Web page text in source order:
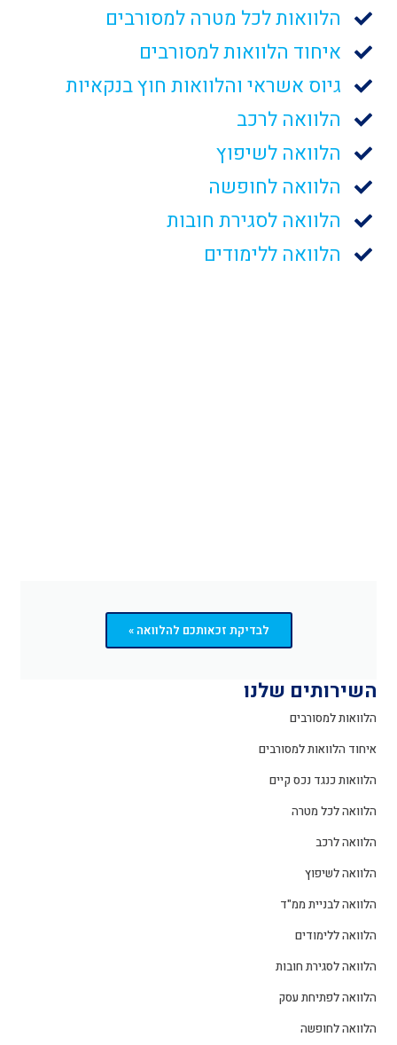
הלוואות לכל מטרה למסורבים
איחוד הלוואות למסורבים
גיוס אשראי והלוואות חוץ בנקאיות
הלוואה לרכב
הלוואה לשיפוץ
הלוואה לחופשה
הלוואה לסגירת חובות
הלוואה ללימודים
לבדיקת זכאותכם להלוואה »
השירותים שלנו
הלוואות למסורבים
איחוד הלוואות למסורבים
הלוואות כנגד נכס קיים
הלוואה לכל מטרה
הלוואה לרכב
הלוואה לשיפוץ
הלוואה לבניית ממ"ד
הלוואה ללימודים
הלוואה לסגירת חובות
הלוואה לפתיחת עסק
הלוואה לחופשה